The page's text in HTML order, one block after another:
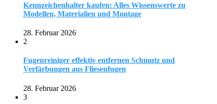
Kennzeichenhalter kaufen: Alles Wissenswerte zu
Modellen, Materialien und Montage
28. Februar 2026
2
Fugenreiniger effektiv entfernen Schmutz und
Verfärbungen aus Fliesenfugen
28. Februar 2026
3